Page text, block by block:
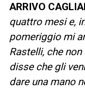
ARRIVO
quattro mesi e,
pomeriggio mi
Rastelli, che
disse che gli
dare una mano